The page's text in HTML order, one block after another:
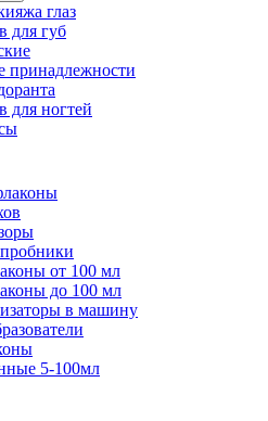
глаз
для губ
принадлежности
для ногтей
от 100 мл
до 100 мл
в машину
5-100мл